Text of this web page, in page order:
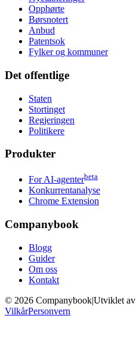
Opphørte
Børsnotert
Anbud
Patentsok
Fylker og kommuner
Det offentlige
Staten
Stortinget
Regjeringen
Politikere
Produkter
For AI-agenterbeta
Konkurrentanalyse
Chrome Extension
Companybook
Blogg
Guider
Om oss
Kontakt
© 2026 Companybook|Utviklet av
VilkårPersonvern